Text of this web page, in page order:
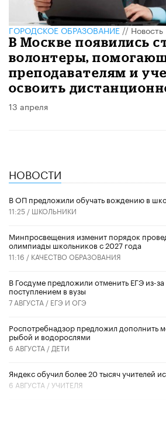
ГОРОДСКОЕ ОБРАЗОВАНИЕ//Новость
В Москве появились
волонтеры,
преподавателям и
освоить
13 апреля
НОВОСТИ
В ОП предложили обучать вождению в
11:25 / ШКОЛЬНИКИ
Минпросвещения изменит порядок
олимпиады школьников с 2027 года
11:16 / КАЧЕСТВО ОБРАЗОВАНИЯ
В Госдуме предложили отменить ЕГЭ из-
поступлением в вузы
7 АВГУСТА / ЕГЭ И ОГЭ
Роспотребнадзор предложил дополнить
рыбой и водорослями
6 АВГУСТА / ДЕТИ
​Яндекс обучил более 20 тысяч учителей
6 АВГУСТА /УЧИТЕЛЯ